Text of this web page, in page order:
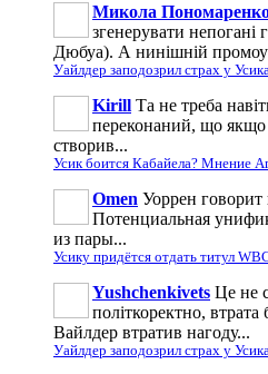
Микола
згенерувати
Дюбуа). А нинішній
Уайлдер заподозрил страх у Усика
Kirill Та не треба
переконаний, що якщо
створив...
Усик боится Кабайела? Мнение
Omen Уоррен говорит
Потенциальная
из пары...
Усику придётся отдать титул
Yushchenkivets Це не
політкоректно, втрата
Вайлдер втратив нагоду...
Уайлдер заподозрил страх у Усика